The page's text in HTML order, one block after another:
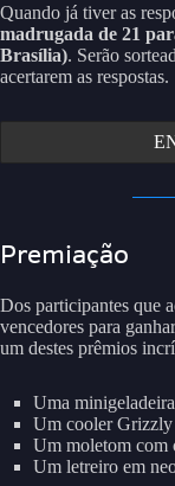
Quando já tiver as
madrugada de 21
Brasília). Serão
acertarem as respostas.
Premiação
Dos participantes que
vencedores para
um destes prêmios
Uma
Um cooler
Um moletom com
Um letreiro em